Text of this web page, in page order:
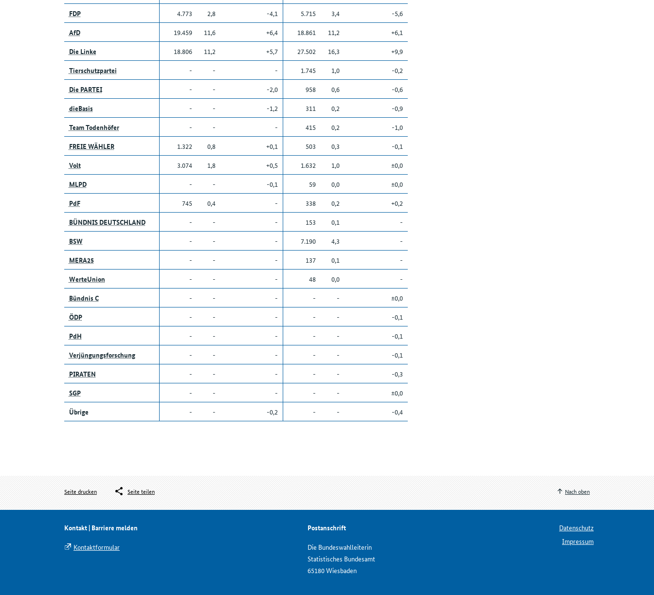
FDP
4.773 2,8 -4,1 5.715 3,4
-5,6
AfD
19.459 11,6 +6,4 18.861 11,2
+6,1
Die Linke
18.806 11,2 +5,7 27.502 16,3
+9,9
Tierschutzpartei
- - - 1.745 1,0
-0,2
Die PARTEI
- - -2,0 958 0,6
-0,6
dieBasis
- - -1,2 311 0,2
-0,9
Team Todenhöfer
- - - 415 0,2
-1,0
FREIE WÄHLER
1.322 0,8 +0,1 503 0,3
-0,1
Volt
3.074 1,8 +0,5 1.632 1,0
±0,0
MLPD
- - -0,1 59 0,0
±0,0
PdF
745 0,4 - 338 0,2
+0,2
BÜNDNIS DEUTSCHLAND
- - - 153 0,1
-
BSW
- - - 7.190 4,3
-
MERA25
- - - 137 0,1
-
WerteUnion
- - - 48 0,0
-
Bündnis C
- - - - -
±0,0
ÖDP
- - - - -
-0,1
PdH
- - - - -
-0,1
Verjüngungsforschung
- - - - -
-0,1
PIRATEN
- - - - -
-0,3
SGP
- - - - -
±0,0
Übrige
- - -0,2 - - -0,4
Seite drucken Seite teilen Nach oben
Kontakt | Barriere melden
Kontaktformular
Postanschrift
Die Bundeswahlleiterin
Statistisches Bundesamt
65180 Wiesbaden
Datenschutz
Impressum